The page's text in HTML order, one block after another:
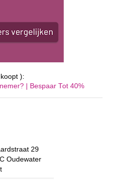
):
| Bespaar Tot 40%‎
29
Oudewater